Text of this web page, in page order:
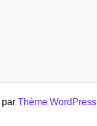
Thème WordPress